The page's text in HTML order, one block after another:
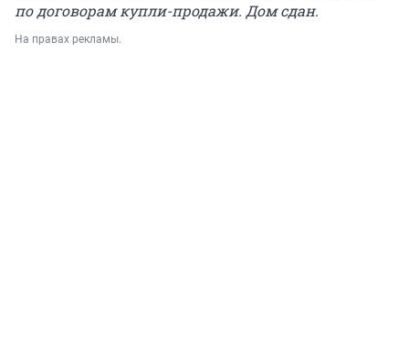
по договорам купли-продажи. Дом сдан.
На правах рекламы.